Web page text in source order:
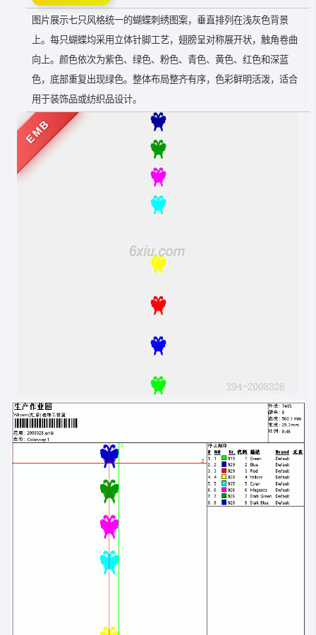
图片展示七只风格统一的蝴蝶刺绣图案，垂直排列在浅灰色背景
上。每只蝴蝶均采用立体针脚工艺，翅膀呈对称展开状，触角卷曲
向上。颜色依次为紫色、绿色、粉色、青色、黄色、红色和深蓝
色，底部重复出现绿色。整体布局整齐有序，色彩鲜明活泼，适合
用于装饰品或纺织品设计。
EMB